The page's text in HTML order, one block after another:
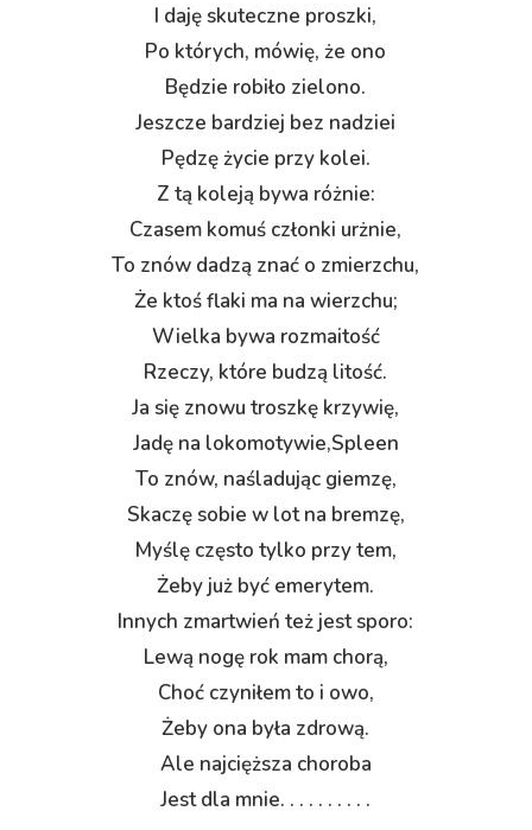
I daję skuteczne proszki,
Po których, mówię, że ono
Będzie robiło zielono.
Jeszcze bardziej bez nadziei
Pędzę życie przy kolei.
Z tą koleją bywa różnie:
Czasem komuś członki urżnie,
To znów dadzą znać o zmierzchu,
Że ktoś flaki ma na wierzchu;
Wielka bywa rozmaitość
Rzeczy, które budzą litość.
Ja się znowu troszkę krzywię,
Jadę na lokomotywie,Spleen
To znów, naśladując giemzę,
Skaczę sobie w lot na bremzę,
Myślę często tylko przy tem,
Żeby już być emerytem.
Innych zmartwień też jest sporo:
Lewą nogę rok mam chorą,
Choć czyniłem to i owo,
Żeby ona była zdrową.
Ale najcięższa choroba
Jest dla mnie. . . . . . . . . .